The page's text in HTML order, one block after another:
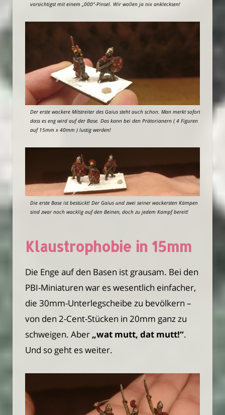
vorsichtigst mit einem „000“-Pinsel. Wir wollen ja nix anklecksen!
Der erste wackere Mitstreiter des Gaius steht auch schon. Man merkt sofort,
dass es eng wird auf der Base. Das kann bei den Prätorianern ( 4 Figuren
auf 15mm x 40mm ) lustig werden!
Die erste Base ist bestückt! Der Gaius und zwei seiner wackersten Kämpen
sind zwar noch wacklig auf den Beinen, doch zu jedem Kampf bereit!
Klaustrophobie in 15mm
Die Enge auf den Basen ist grausam. Bei den
PBI-Miniaturen war es wesentlich einfacher,
die 30mm-Unterlegscheibe zu bevölkern –
von den 2-Cent-Stücken in 20mm ganz zu
schweigen. Aber „wat mutt, dat mutt!“.
Und so geht es weiter.